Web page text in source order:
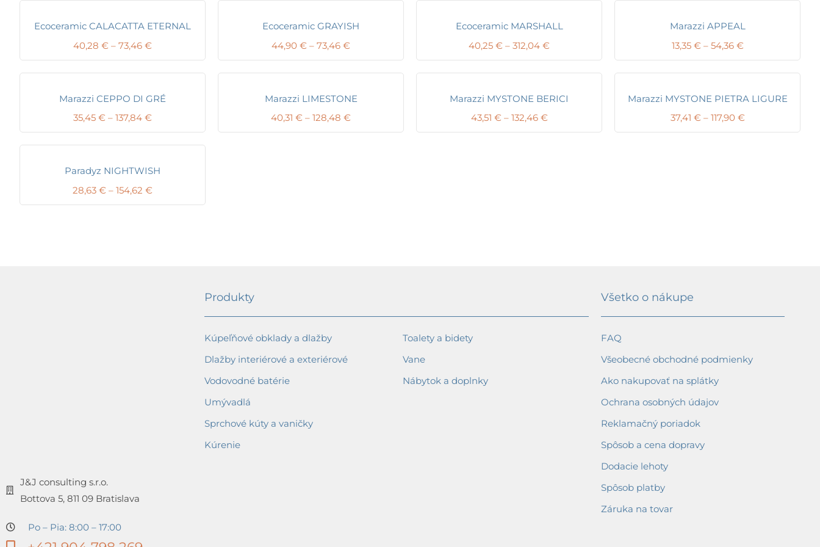
Ecoceramic CALACATTA ETERNAL
40,28 € – 73,46 €
range:
40,28 €
73,46 €
Ecoceramic GRAYISH
44,90 € – 73,46 €
range:
44,90 €
73,46 €
Ecoceramic MARSHALL
40,25 € – 312,04 €
range:
40,25 €
312,04 €
Marazzi APPEAL
13,35 € – 54,36 €Price
range:
13,35 €
54,36 €
Marazzi CEPPO DI GRÉ
35,45 € – 137,84 €
range:
35,45 €
137,84 €
Marazzi LIMESTONE
40,31 € – 128,48 €
range:
Marazzi MYSTONE BERICI
43,51 € – 132,46 €Price
range:
Marazzi MYSTONE PIETRA LIGURE
37,41 € – 117,90 €Price
range:
Paradyz NIGHTWISH
28,63 € – 154,62 €
range:
J&J consulting s.r.o.
Bottova 5, 811 09 Bratislava
Po – Pia: 8:00 – 17:00
Produkty
Kúpeľňové obklady a dlažby
Dlažby interiérové a exteriérové
Vodovodné batérie
Umývadlá
Sprchové kúty a vaničky
Kúrenie
Toalety a bidety
Vane
Nábytok a doplnky
Všetko o nákupe
FAQ
Všeobecné obchodné podmienky
Ako nakupovať na splátky
Ochrana osobných údajov
Reklamačný poriadok
Spôsob a cena dopravy
Dodacie lehoty
Spôsob platby
Záruka na tovar